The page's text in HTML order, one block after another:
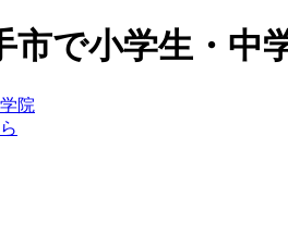
市で小学生・中
院